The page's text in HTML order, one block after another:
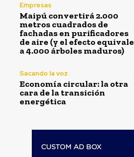
Empresas
Maipú convertirá 2.000
metros cuadrados de
fachadas en purificadores
de aire (y el efecto equivale
a 4.000 árboles maduros)
Sacando la voz
Economía circular: la otra
cara de la transición
energética